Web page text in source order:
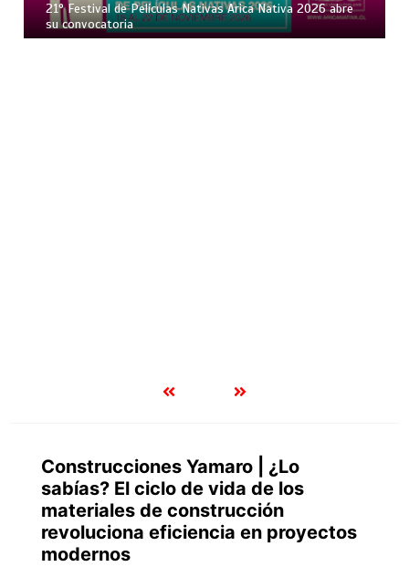
21° Festival de Películas Nativas Arica Nativa 2026 abre
su convocatoria
Construcciones Yamaro | ¿Lo
sabías? El ciclo de vida de los
materiales de construcción
revoluciona eficiencia en proyectos
modernos